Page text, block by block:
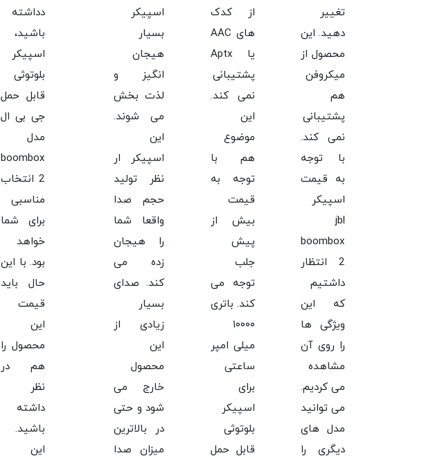
تغییر
دهید. این
محصول از
میکروفن
هم
پشتیبانی
نمی کند.
با توجه
به قیمت
اسپیکر
jbl
boombox
2 انتظار
داشتیم
که این
ویژگی ها
را روی آن
مشاهده
می کردیم.
می توانید
مدل های
دیگری را
از کدک
های AAC
یا Aptx
پشتیبانی
نمی کند.
این
موضوع
هم با
توجه به
قیمت
بیش از
پیش
جلب
توجه می
کند. باتری
۱۰۰۰۰
میلی امپر
ساعتی
برای
اسپیکر
بلوتوثی
قابل حمل
اسپیکر
بسیار
هیجان
انگیز و
لذت بخش
می شوند.
این
اسپیکر ار
نظر تولید
حجم صدا
واقعا شما
را هیجان
زده می
کند. صدای
بسیار
زیادی از
این
محصول
خارج می
شود و حتی
در بالاترین
میزان صدا
دداشته
باشید،
اسپیکر
بلوتوثی
قابل حمل
جی بی ال
مدل
boombox
2 انتخاب
مناسبی
برای شما
خواهد
بود. با این
حال باید
قیمت
این
محصول را
هم در
نظر
داشته
باشید.
این